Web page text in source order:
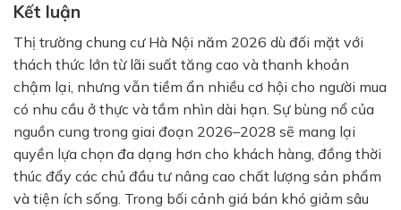
Kết luận
Thị trường chung cư Hà Nội năm 2026 dù đối mặt với
thách thức lớn từ lãi suất tăng cao và thanh khoản
chậm lại, nhưng vẫn tiềm ẩn nhiều cơ hội cho người mua
có nhu cầu ở thực và tầm nhìn dài hạn. Sự bùng nổ của
nguồn cung trong giai đoạn 2026–2028 sẽ mang lại
quyền lựa chọn đa dạng hơn cho khách hàng, đồng thời
thúc đẩy các chủ đầu tư nâng cao chất lượng sản phẩm
và tiện ích sống. Trong bối cảnh giá bán khó giảm sâu